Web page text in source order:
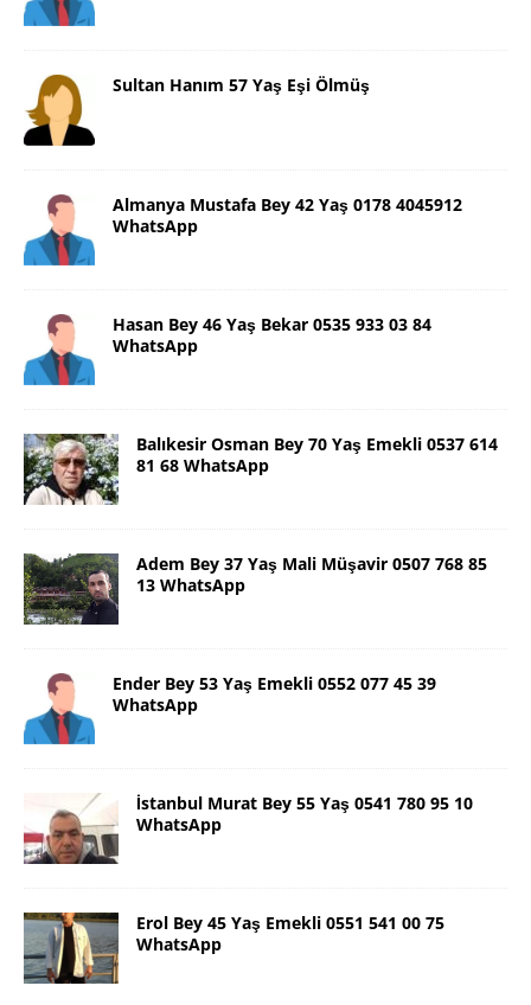
Sultan Hanım 57 Yaş Eşi Ölmüş
Almanya Mustafa Bey 42 Yaş 0178 4045912
WhatsApp
Hasan Bey 46 Yaş Bekar 0535 933 03 84
WhatsApp
Balıkesir Osman Bey 70 Yaş Emekli 0537 614
81 68 WhatsApp
Adem Bey 37 Yaş Mali Müşavir 0507 768 85
13 WhatsApp
Ender Bey 53 Yaş Emekli 0552 077 45 39
WhatsApp
İstanbul Murat Bey 55 Yaş 0541 780 95 10
WhatsApp
Erol Bey 45 Yaş Emekli 0551 541 00 75
WhatsApp